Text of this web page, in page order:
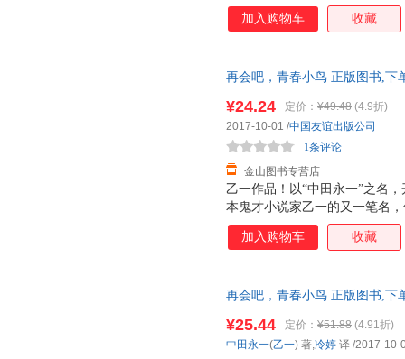
一”，和以纤柔和悲凄为基调的
《GOTH断掌事件》《我所创
2012年本屋大赏NO.4，青春小
安的你。 “15岁的我，有着无
涌，男孩女孩的歌声里，藏着
说，一场名叫青春的踏
加入购物车 收藏
再会吧，青春小鸟 正版图书,下
乙一作品！以“中田永一”之名
本鬼才小说家乙一的又一笔名
一”，和以纤柔和悲凄为基调的
《GOTH断掌事件》《我所创
2012年本屋大赏NO.4，青春小
安的你。 “15岁的我，有着无
涌，男孩女孩的歌声里，藏着
¥24.24 定价： ¥49.48 (4.9折)
金山图书专营店
1条评论
2017-10-01 /中国友谊出版公司
加入购物车 收藏
再会吧，青春小鸟 正版图书,下
¥25.44 定价： ¥51.88 (4.91折)
中田永一(乙一) 著,冷婷 译 /2017-10-